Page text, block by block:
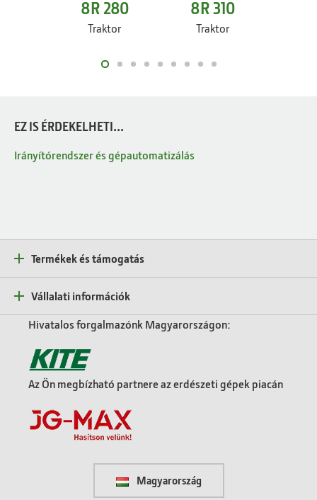
8R 280
Traktor
8R 310
Traktor
EZ IS ÉRDEKELHETI...
Irányítórendszer és gépautomatizálás
Termékek és támogatás
Vállalati információk
Hivatalos forgalmazónk Magyarországon:
Az Ön megbízható partnere az erdészeti gépek piacán
Magyarország